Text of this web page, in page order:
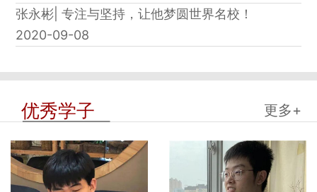
张永彬| 专注与坚持，让他梦圆世界名校！
2020-09-08
优秀学子 更多+